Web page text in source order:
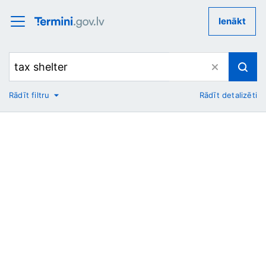
Ienākt
No
Rādīt filtru Rādīt detalizēti